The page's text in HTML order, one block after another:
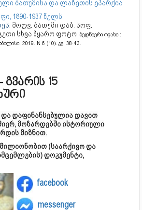
ბათუმისა და ლაზეთის ეპარქია
1890-1937 წელს
. მოღვ. ბათუმი დაბ. სოფ.
სხვა წყარო ფოტო ბედნიერი ოჯახი :
2019. N 6 (10). გვ. 38-43.
გვარის 15
და დაფინანსებულია დავით
მოზარდებში ისტორიული
მიზნით.
(საარქივო და
დოკუმენტი,
facebook
messenger